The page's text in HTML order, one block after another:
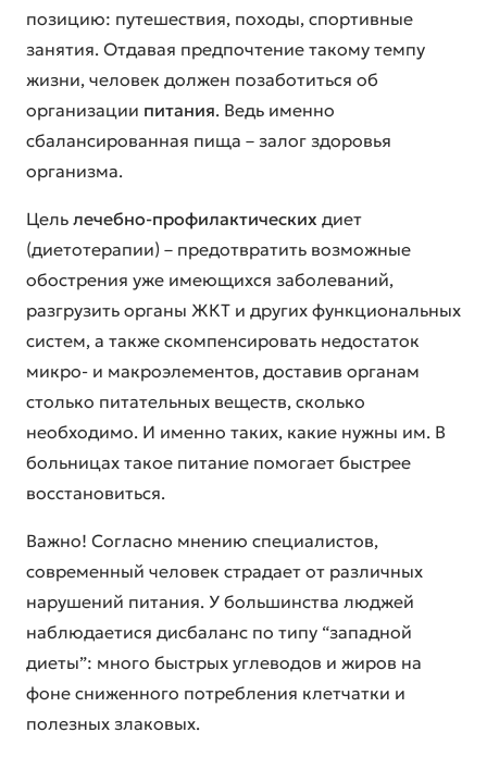
позицию: путешествия, походы, спортивные
занятия. Отдавая предпочтение такому темпу
жизни, человек должен позаботиться об
организации питания. Ведь именно
сбалансированная пища – залог здоровья
организма.
Цель лечебно-профилактических диет
(диетотерапии) – предотвратить возможные
обострения уже имеющихся заболеваний,
разгрузить органы ЖКТ и других функциональных
систем, а также скомпенсировать недостаток
микро- и макроэлементов, доставив органам
столько питательных веществ, сколько
необходимо. И именно таких, какие нужны им. В
больницах такое питание помогает быстрее
восстановиться.
Важно! Согласно мнению специалистов,
современный человек страдает от различных
нарушений питания. У большинства люджей
наблюдаетися дисбаланс по типу “западной
диеты”: много быстрых углеводов и жиров на
фоне сниженного потребления клетчатки и
полезных злаковых.